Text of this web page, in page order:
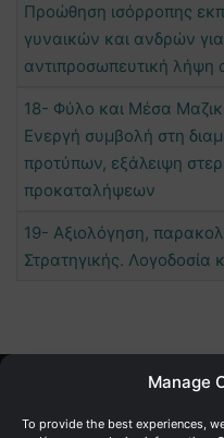
Manage
To provide the best experiences,
Προώθηση ισόρροπης
γυναικών και ανδρών για
αντιπροσωπευτική
18- Φύλο και Μέσα
Ενεργή συμβολή στη
προτύπων, εξάλειψη
προκαταλήψεων
19- Αξιολόγηση,
Στρατηγικής. Λογοδοσία
Γενική Διεύθυνση